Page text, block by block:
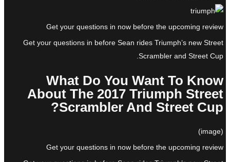
Get your questions in now before the upcoming review
Get your questions in before Sean rides Triumph’s new Street
Scrambler and Street Cup.
What Do You Want To Know
About The 2017 Triumph Street
Scrambler And Street Cup?
(image)
Get your questions in now before the upcoming review